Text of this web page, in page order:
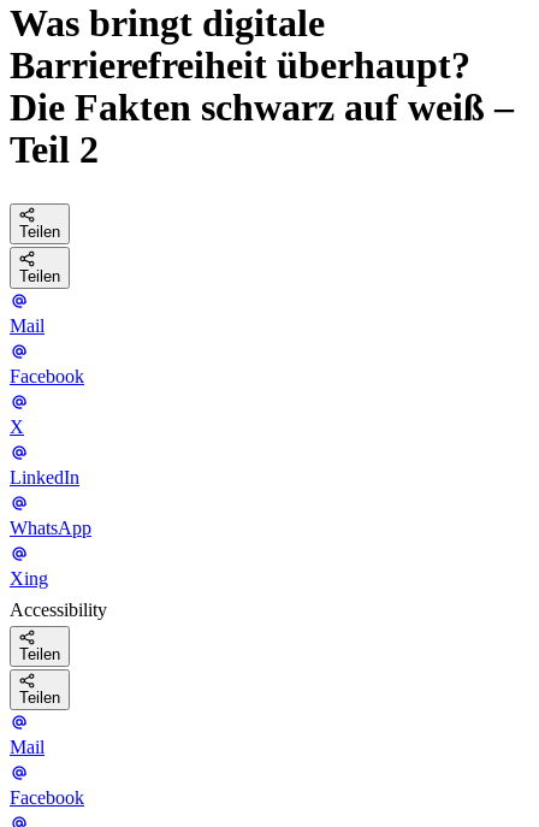
Was bringt digitale
Barrierefreiheit überhaupt?
Die Fakten schwarz auf weiß –
Teil 2
Teilen
Teilen
Mail
Facebook
X
LinkedIn
WhatsApp
Xing
Accessibility
Teilen
Teilen
Mail
Facebook